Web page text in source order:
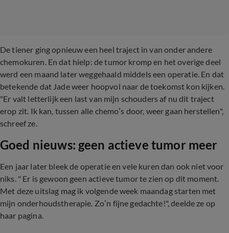
De tiener ging opnieuw een heel traject in van onder andere
chemokuren. En dat hielp: de tumor kromp en het overige deel
werd een maand later weggehaald middels een operatie. En dat
betekende dat Jade weer hoopvol naar de toekomst kon kijken.
"Er valt letterlijk een last van mijn schouders af nu dit traject
erop zit. Ik kan, tussen alle chemo’s door, weer gaan herstellen",
schreef ze.
Goed nieuws: geen actieve tumor meer
Een jaar later bleek de operatie en vele kuren dan ook niet voor
niks. " Er is gewoon geen actieve tumor te zien op dit moment.
Met deze uitslag mag ik volgende week maandag starten met
mijn onderhoudstherapie. Zo’n fijne gedachte!", deelde ze op
haar pagina.